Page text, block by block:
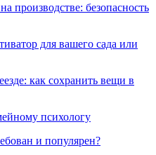
производстве: безопасность
для вашего сада или
как сохранить вещи в
психологу
и популярен?